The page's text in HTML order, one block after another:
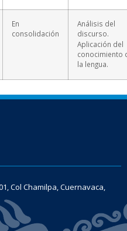
En
consolidación
Análisis del
discurso.
Aplicación del
conocimiento
la lengua.
Col Chamilpa, Cuernavaca,